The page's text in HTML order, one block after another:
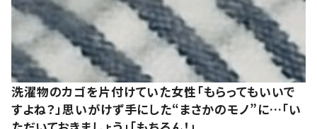
洗濯物のカゴを片付けていた女性「もらってもいいで
すよね？」思いがけず手にした“まさかのモノ”に…「い